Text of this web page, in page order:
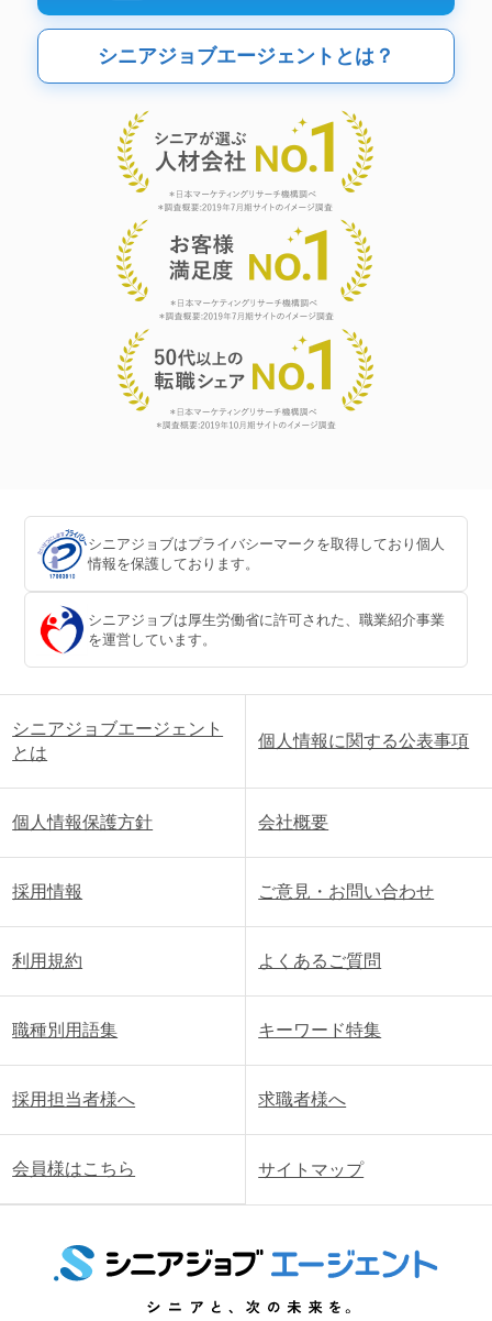
シニアジョブエージェントとは？
シニアジョブはプライバシーマークを取得しており個人
情報を保護しております。
シニアジョブは厚生労働省に許可された、職業紹介事業
を運営しています。
シニアジョブエージェント
とは
個人情報に関する公表事項
個人情報保護方針 会社概要
採用情報 ご意見・お問い合わせ
利用規約 よくあるご質問
職種別用語集 キーワード特集
採用担当者様へ 求職者様へ
会員様はこちら サイトマップ